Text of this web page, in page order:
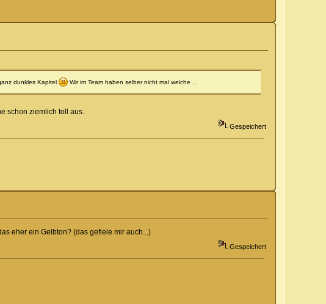
dunkles Kapitel Wir im Team haben selber nicht mal welche ...
schon ziemlich toll aus.
Gespeichert
eher ein Gelbton? (das gefiele mir auch...)
Gespeichert